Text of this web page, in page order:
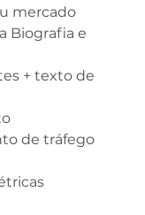
mercado
Biografia e
+ texto de
de tráfego